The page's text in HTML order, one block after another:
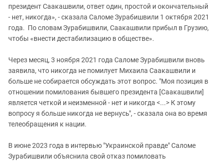
президент Саакашвили, ответ один, простой и окончательный
- нет, никогда», - сказала Саломе Зурабишвили 1 октября 2021
года. По словам Зурабишвили, Саакашвили прибыл в Грузию,
чтобы «внести дестабилизацию в обществе».
Через месяц, 3 ноября 2021 года Саломе Зурабишвили вновь
заявила, что никогда не помилует Михаила Саакашвили и
больше не собирается обсуждать этот вопрос. "Моя позиция в
отношении помилования бывшего президента [Саакашвили]
является четкой и неизменной - нет и никогда <...> К этому
вопросу я больше никогда не вернусь", - сказала она во время
телеобращения к нации.
В июне 2023 года в интервью "Украинской правде" Саломе
Зурабишвили объяснила свой отказ помиловать